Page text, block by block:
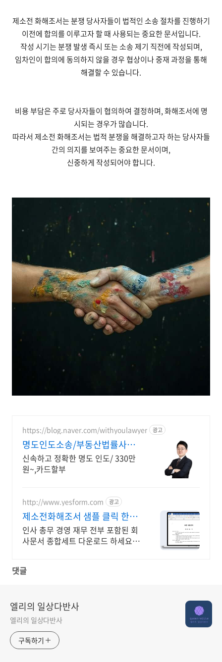
제소전 화해조서는 분쟁 당사자들이 법적인 소송 절차를 진행하기
이전에 합의를 이루고자 할 때 사용되는 중요한 문서입니다.
작성 시기는 분쟁 발생 즉시 또는 소송 제기 직전에 작성되며,
임차인이 합의에 동의하지 않을 경우 협상이나 중재 과정을 통해
해결할 수 있습니다.
비용 부담은 주로 당사자들이 협의하여 결정하며, 화해조서에 명
시되는 경우가 많습니다.
따라서 제소전 화해조서는 법적 분쟁을 해결하고자 하는 당사자들
간의 의지를 보여주는 중요한 문서이며,
신중하게 작성되어야 합니다.
https://blog.naver.com/withyoulawyer 광고
명도인도소송/부동산법률사무
소 명도 전담 변호사 직접상담
신속하고 정확한 명도 인도/ 330만
원~,카드할부
http://www.yesform.com 광고
제소전화해조서 샘플 클릭 한
번, 문서 완성!
인사 총무 경영 재무 전부 포함된 회
사문서 종합세트 다운로드 하세요.
댓글
엘리의 일상다반사
엘리의 일상다반사
구독하기